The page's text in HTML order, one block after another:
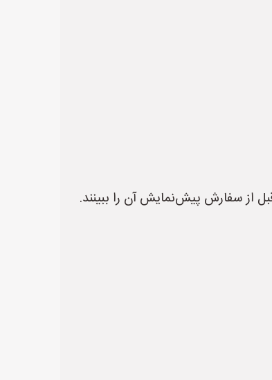
از سفارش پیش‌نمایش آن را ببینند.